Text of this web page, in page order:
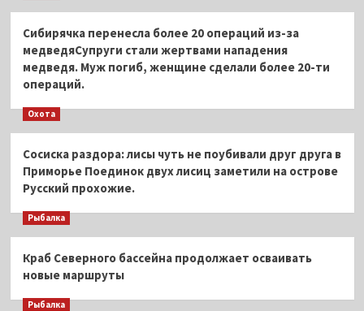
Сибирячка перенесла более 20 операций из-за
медведяСупруги стали жертвами нападения
медведя. Муж погиб, женщине сделали более 20-ти
операций.
Охота
Сосиска раздора: лисы чуть не поубивали друг друга в
Приморье Поединок двух лисиц заметили на острове
Русский прохожие.
Рыбалка
Краб Северного бассейна продолжает осваивать
новые маршруты
Рыбалка